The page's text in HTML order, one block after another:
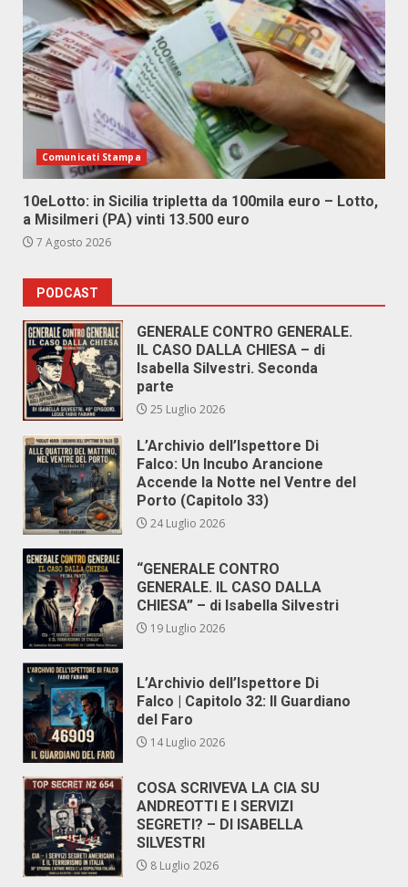
Comunicati Stampa
10eLotto: in Sicilia tripletta da 100mila euro – Lotto,
a Misilmeri (PA) vinti 13.500 euro
7 Agosto 2026
PODCAST
GENERALE CONTRO GENERALE.
IL CASO DALLA CHIESA – di
Isabella Silvestri. Seconda
parte
25 Luglio 2026
L’Archivio dell’Ispettore Di
Falco: Un Incubo Arancione
Accende la Notte nel Ventre del
Porto (Capitolo 33)
24 Luglio 2026
“GENERALE CONTRO
GENERALE. IL CASO DALLA
CHIESA” – di Isabella Silvestri
19 Luglio 2026
L’Archivio dell’Ispettore Di
Falco | Capitolo 32: Il Guardiano
del Faro
14 Luglio 2026
COSA SCRIVEVA LA CIA SU
ANDREOTTI E I SERVIZI
SEGRETI? – DI ISABELLA
SILVESTRI
8 Luglio 2026